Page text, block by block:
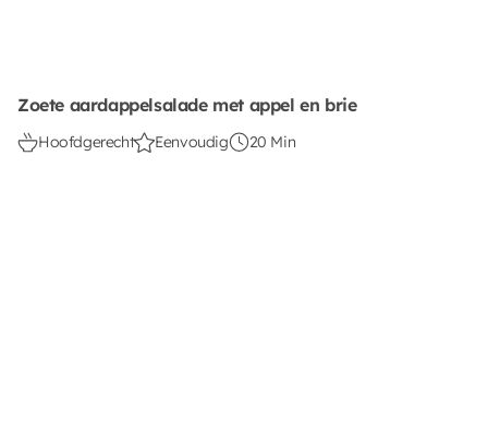
Zoete aardappelsalade met appel en brie
Hoofdgerecht Eenvoudig 20 Min